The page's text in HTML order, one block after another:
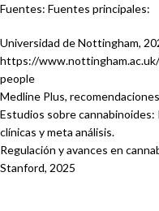
Fuentes: Fuentes principales:
Universidad de Nottingham,
https://
people
Medline Plus,
Estudios sobre
clínicas y meta análisis.
Regulación y avances en
Stanford, 2025